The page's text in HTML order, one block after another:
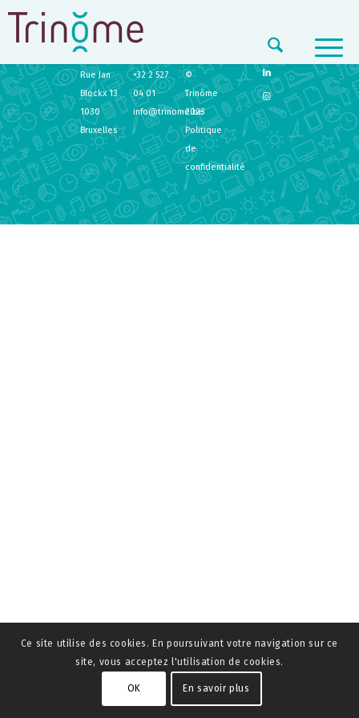
TRINÔME
Rue Jan
Blockx 13
1030
Bruxelles
+32 2 527
04 01
info@trinome.be
©
Trinôme
2023
Politique
de
confidentialité
Ce site utilise des cookies. En poursuivant votre navigation sur ce
site, vous acceptez l'utilisation de cookies.
OK En savoir plus